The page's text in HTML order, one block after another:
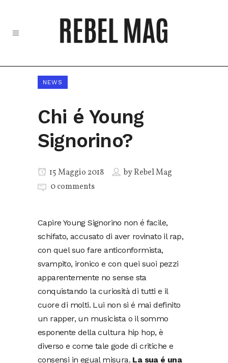
NEWS
Chi é Young
Signorino?
15 Maggio 2018 byRebel Mag
0 comments
Capire Young Signorino non é facile,
schifato, accusato di aver rovinato il rap,
con quel suo fare anticonformista,
svampito, ironico e con quei suoi pezzi
apparentemente no sense sta
conquistando la curiosità di tutti e il
cuore di molti. Lui non si é mai definito
un rapper, un musicista o il sommo
esponente della cultura hip hop, è
diverso e come tale gode di critiche e
consensi in egual misura. La sua é una